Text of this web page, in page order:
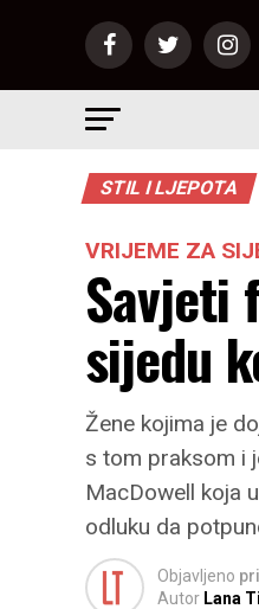
STIL I LJEPOTA
VRIJEME ZA
Savjeti
sijedu
Žene kojima je
s tom praksom i
MacDowell koja
odluku da
Objavljeno
Autor Lana